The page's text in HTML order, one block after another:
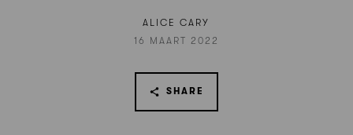
ALICE CARY
16 MAART 2022
SHARE